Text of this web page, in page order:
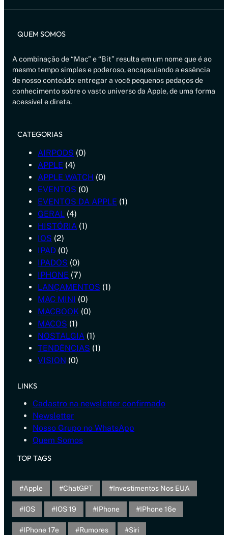
QUEM SOMOS
A combinação de “Mac” e “Bit” resulta em um nome que é ao
mesmo tempo simples e poderoso, encapsulando a essência
de nosso conteúdo: entregar a você pequenos pedaços de
conhecimento sobre o vasto universo da Apple, de uma forma
acessível e direta.
CATEGORIAS
AIRPODS (0)
APPLE (4)
APPLE WATCH (0)
EVENTOS (0)
EVENTOS DA APPLE (1)
GERAL (4)
HISTÓRIA (1)
IOS (2)
IPAD (0)
IPADOS (0)
IPHONE (7)
LANÇAMENTOS (1)
MAC MINI (0)
MACBOOK (0)
MACOS (1)
NOSTALGIA (1)
TENDÊNCIAS (1)
VISION (0)
LINKS
Cadastro na newsletter confirmado
Newsletter
Nosso Grupo no WhatsApp
Quem Somos
TOP TAGS
Apple ChatGPT Investimentos Nos EUA
IOS IOS 19 IPhone IPhone 16e
IPhone 17e Rumores Siri